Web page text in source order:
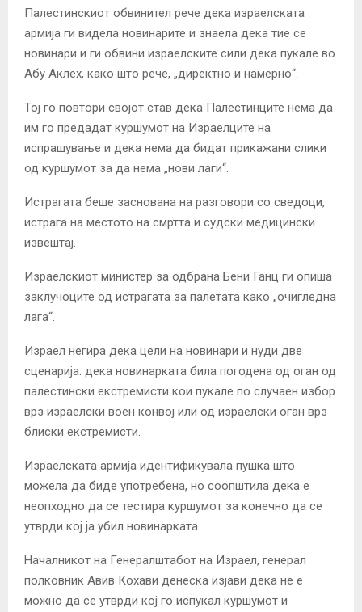
Палестинскиот обвинител рече дека израелската
армија ги видела новинарите и знаела дека тие се
новинари и ги обвини израелските сили дека пукале во
Абу Аклех, како што рече, „директно и намерно“.
Тој го повтори својот став дека Палестинците нема да
им го предадат куршумот на Израелците на
испрашување и дека нема да бидат прикажани слики
од куршумот за да нема „нови лаги“.
Истрагата беше заснована на разговори со сведоци,
истрага на местото на смртта и судски медицински
извештај.
Израелскиот министер за одбрана Бени Ганц ги опиша
заклучоците од истрагата за палетата како „очигледна
лага“.
Израел негира дека цели на новинари и нуди две
сценарија: дека новинарката била погодена од оган од
палестински екстремисти кои пукале по случаен избор
врз израелски воен конвој или од израелски оган врз
блиски екстремисти.
Израелската армија идентификувала пушка што
можела да биде употребена, но соопштила дека е
неопходно да се тестира куршумот за конечно да се
утврди кој ја убил новинарката.
Началникот на Генералштабот на Израел, генерал
полковник Авив Кохави денеска изјави дека не е
можно да се утврди кој го испукал куршумот и